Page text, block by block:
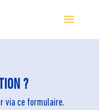
?
via ce formulaire.